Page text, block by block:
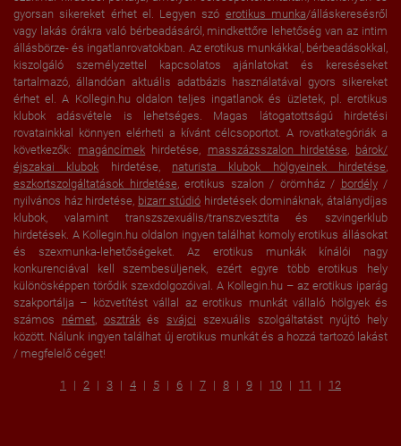
gyorsan sikereket érhet el. Legyen szó erotikus munka/álláskeresésről
vagy lakás órákra való bérbeadásáról, mindkettőre lehetőség van az intim
állásbörze- és ingatlanrovatokban. Az erotikus munkákkal, bérbeadásokkal,
kiszolgáló személyzettel kapcsolatos ajánlatokat és kereséseket
tartalmazó, állandóan aktuális adatbázis használatával gyors sikereket
érhet el. A Kollegin.hu oldalon teljes ingatlanok és üzletek, pl. erotikus
klubok adásvétele is lehetséges. Magas látogatottságú hirdetési
rovatainkkal könnyen elérheti a kívánt célcsoportot. A rovatkategóriák a
következők: magáncímek hirdetése, masszázsszalon hirdetése, bárok/
éjszakai klubok hirdetése, naturista klubok hölgyeinek hirdetése,
eszkortszolgáltatások hirdetése, erotikus szalon / örömház / bordély/
nyilvános ház hirdetése, bizarr stúdióhirdetések domináknak, átalánydíjas
klubok, valamint transzszexuális/transzvesztita és szvingerklub
hirdetések. A Kollegin.hu oldalon ingyen találhat komoly erotikus állásokat
és szexmunka-lehetőségeket. Az erotikus munkák kínálói nagy
konkurenciával kell szembesüljenek, ezért egyre több erotikus hely
különösképpen törődik szexdolgozóival. A Kollegin.hu – az erotikus iparág
szakportálja – közvetítést vállal az erotikus munkát vállaló hölgyek és
számos német, osztrákés svájci szexuális szolgáltatást nyújtó hely
között. Nálunk ingyen találhat új erotikus munkát és a hozzá tartozó lakást
/ megfelelő céget!
1 2 3 4 5 6 7 8 9 10 11 12